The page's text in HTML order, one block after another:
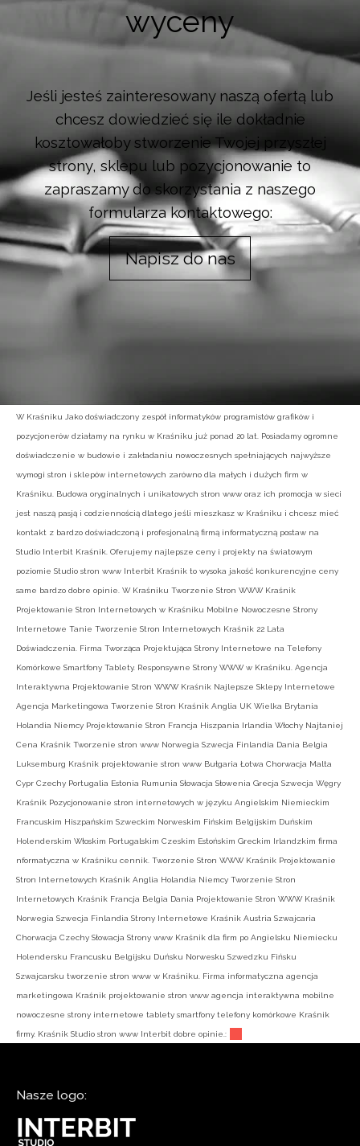
wyceny
Jeśli jesteś zainteresowany naszą ofertą lub
chcesz dowiedzieć się ile dokładnie
kosztowałoby stworzenie Twojej przyszłej
strony, sklepu lub pozycjonowanie to
zapraszamy do skorzystania z naszego
formularza kontaktowego:
Napisz do nas
W Kraśniku Jako doświadczony zespół informatyków programistów grafików i
pozycjonerów działamy na rynku w Kraśniku już ponad 20 lat. Posiadamy ogromne
doświadczenie w budowie i zakładaniu nowoczesnych spełniających najwyższe
wymogi stron i sklepów internetowych zarówno dla małych i dużych firm w
Kraśniku. Budowa oryginalnych i unikatowych stron www oraz ich promocja w sieci
jest naszą pasją i codziennością dlatego jeśli mieszkasz w Kraśniku i chcesz mieć
kontakt z bardzo doświadczoną i profesjonalną firmą informatyczną postaw na
Studio Interbit Kraśnik. Oferujemy najlepsze ceny i projekty na światowym
poziomie Studio stron www Interbit Kraśnik to wysoka jakość konkurencyjne ceny
same bardzo dobre opinie. W Kraśniku Tworzenie Stron WWW Kraśnik
Projektowanie Stron Internetowych w Kraśniku Mobilne Nowoczesne Strony
Internetowe Tanie Tworzenie Stron Internetowych Kraśnik 22 Lata
Doświadczenia. Firma Tworząca Projektująca Strony Internetowe na Telefony
Komórkowe Smartfony Tablety. Responsywne Strony WWW w Kraśniku. Agencja
Interaktywna Projektowanie Stron WWW Kraśnik Najlepsze Sklepy Internetowe
Agencja Marketingowa Tworzenie Stron Kraśnik Anglia UK Wielka Brytania
Holandia Niemcy Projektowanie Stron Francja Hiszpania Irlandia Włochy Najtaniej
Cena Kraśnik Tworzenie stron www Norwegia Szwecja Finlandia Dania Belgia
Luksemburg Kraśnik projektowanie stron www Bułgaria Łotwa Chorwacja Malta
Cypr Czechy Portugalia Estonia Rumunia Słowacja Słowenia Grecja Szwecja Węgry
Kraśnik Pozycjonowanie stron internetowych w języku Angielskim Niemieckim
Francuskim Hiszpańskim Szweckim Norweskim Fińskim Belgijskim Duńskim
Holenderskim Włoskim Portugalskim Czeskim Estońskim Greckim Irlandzkim firma
nformatyczna w Kraśniku cennik. Tworzenie Stron WWW Kraśnik Projektowanie
Stron Internetowych Kraśnik Anglia Holandia Niemcy Tworzenie Stron
Internetowych Kraśnik Francja Belgia Dania Projektowanie Stron WWW Kraśnik
Norwegia Szwecja Finlandia Strony Internetowe Kraśnik Austria Szwajcaria
Chorwacja Czechy Słowacja Strony www Kraśnik dla firm po Angielsku Niemiecku
Holendersku Francusku Belgijsku Duńsku Norwesku Szwedzku Fińsku
Szwajcarsku tworzenie stron www w Kraśniku. Firma informatyczna agencja
marketingowa Kraśnik projektowanie stron www agencja interaktywna mobilne
nowoczesne strony internetowe tablety smartfony telefony komórkowe Kraśnik
firmy. Kraśnik Studio stron www Interbit dobre opinie.:
Nasze logo: